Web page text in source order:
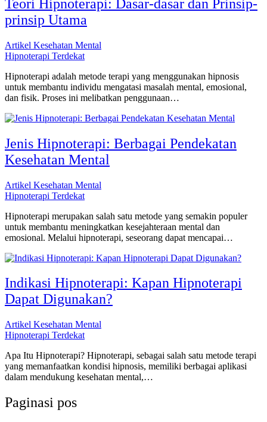
Teori Hipnoterapi: Dasar-dasar dan Prinsip-
prinsip Utama
Artikel Kesehatan Mental
Hipnoterapi Terdekat
Hipnoterapi adalah metode terapi yang menggunakan hipnosis
untuk membantu individu mengatasi masalah mental, emosional,
dan fisik. Proses ini melibatkan penggunaan…
Jenis Hipnoterapi: Berbagai Pendekatan
Kesehatan Mental
Artikel Kesehatan Mental
Hipnoterapi Terdekat
Hipnoterapi merupakan salah satu metode yang semakin populer
untuk membantu meningkatkan kesejahteraan mental dan
emosional. Melalui hipnoterapi, seseorang dapat mencapai…
Indikasi Hipnoterapi: Kapan Hipnoterapi
Dapat Digunakan?
Artikel Kesehatan Mental
Hipnoterapi Terdekat
Apa Itu Hipnoterapi? Hipnoterapi, sebagai salah satu metode terapi
yang memanfaatkan kondisi hipnosis, memiliki berbagai aplikasi
dalam mendukung kesehatan mental,…
Paginasi pos